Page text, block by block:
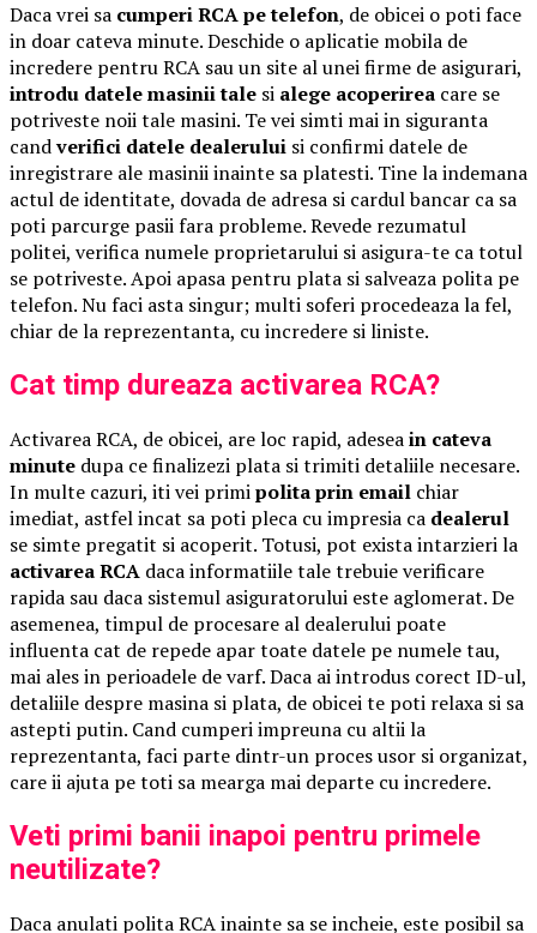
Daca vrei sa cumperi RCA pe telefon, de obicei o poti face
in doar cateva minute. Deschide o aplicatie mobila de
incredere pentru RCA sau un site al unei firme de asigurari,
introdu datele masinii tale si alege acoperirea care se
potriveste noii tale masini. Te vei simti mai in siguranta
candverifici datele dealerului si confirmi datele de
inregistrare ale masinii inainte sa platesti. Tine la indemana
actul de identitate, dovada de adresa si cardul bancar ca sa
poti parcurge pasii fara probleme. Revede rezumatul
politei, verifica numele proprietarului si asigura-te ca totul
se potriveste. Apoi apasa pentru plata si salveaza polita pe
telefon. Nu faci asta singur; multi soferi procedeaza la fel,
chiar de la reprezentanta, cu incredere si liniste.
Cat timp dureaza activarea RCA?
Activarea RCA, de obicei, are loc rapid, adeseain cateva
minute dupa ce finalizezi plata si trimiti detaliile necesare.
In multe cazuri, iti vei primipolita prin email chiar
imediat, astfel incat sa poti pleca cu impresia ca dealerul
se simte pregatit si acoperit. Totusi, pot exista intarzieri la
activarea RCA daca informatiile tale trebuie verificare
rapida sau daca sistemul asiguratorului este aglomerat. De
asemenea, timpul de procesare al dealerului poate
influenta cat de repede apar toate datele pe numele tau,
mai ales in perioadele de varf. Daca ai introdus corect ID-ul,
detaliile despre masina si plata, de obicei te poti relaxa si sa
astepti putin. Cand cumperi impreuna cu altii la
reprezentanta, faci parte dintr-un proces usor si organizat,
care ii ajuta pe toti sa mearga mai departe cu incredere.
Veti primi banii inapoi pentru primele
neutilizate?
Daca anulati polita RCA inainte sa se incheie, este posibil sa